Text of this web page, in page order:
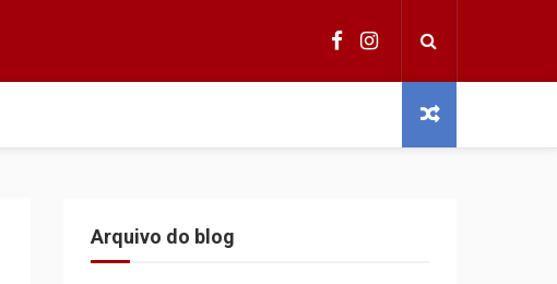
Arquivo do blog